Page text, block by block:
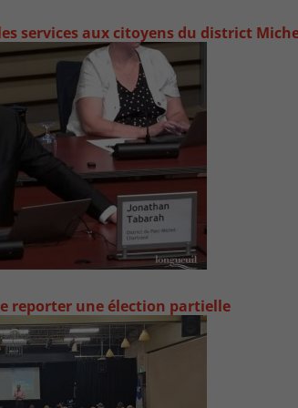
services aux citoyens du district
reporter une élection partielle